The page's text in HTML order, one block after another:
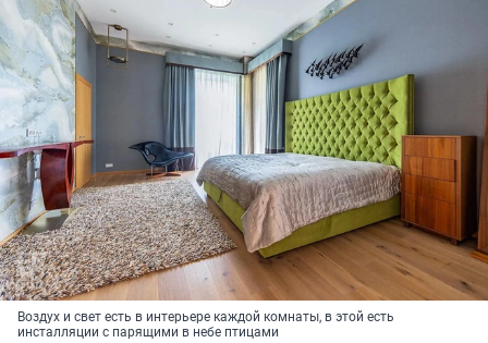
Воздух и свет есть в интерьере каждой комнаты, в этой есть
инсталляции с парящими в небе птицами